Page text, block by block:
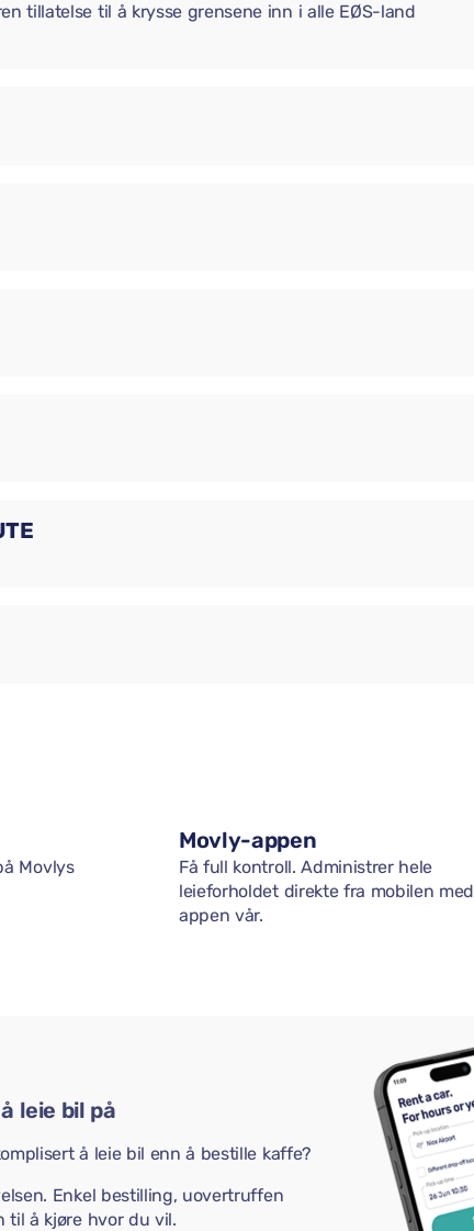
tillatelse til å krysse grensene inn i alle EØS-land
Movlys
Movly-appen
Få full kontroll. Administrer hele
leieforholdet direkte fra mobilen med
appen vår.
leie bil på
å leie bil enn å bestille kaffe?
Enkel bestilling, uovertruffen
til å kjøre hvor du vil.